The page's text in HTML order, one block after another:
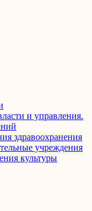
и управления.
здравоохранения
учреждения
культуры